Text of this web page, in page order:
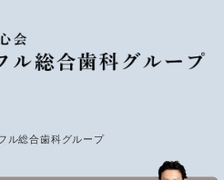
ル総合歯科グループ